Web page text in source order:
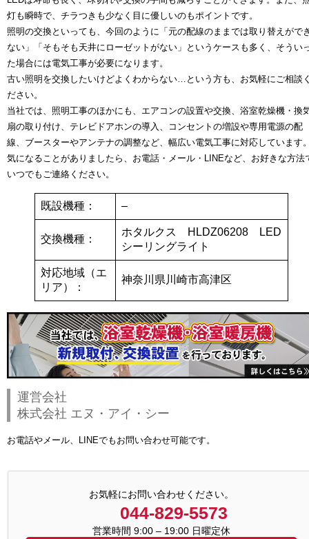
灯も瞬時で、チラつきも少なく目に優しいのもポイントです。
照明の交換といっても、今回のように「元の配線のままでは取り替えがで
ない」「そもそも天井にローゼットがない」というケースも多く、そうい
た場合には電気工事が必要になります。
古い照明を交換したいけどよくわからない…という方も、お気軽にご相談
ださい。
当社では、照明工事のほかにも、エアコンの設置や交換、浴室乾燥機・換
扇の取り付け、テレビドアホンの導入、コンセントの増設や専用電源の配
線、ブースターやアンテナの調整など、幅広い電気工事に対応しています
気になることがありましたら、お電話・メール・LINEなど、お好きな方法
いつでもご連絡ください。
既設機種： –
交換機種：
ホタルクス HLDZ06208 LED
シーリングライト
対応地域（エ
リア）：
神奈川県川崎市高津区
運営会社
株式会社 エヌ・アイ・シー
お電話やメール、LINEでもお問い合わせ可能です。
お気軽にお問い合わせください。
044-829-5573
営業時間 9:00 – 19:00 日曜定休